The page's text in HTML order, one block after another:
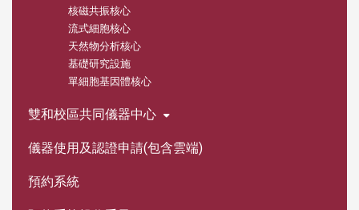
核磁共振核心
流式細胞核心
天然物分析核心
基礎研究設施
單細胞基因體核心
雙和校區共同儀器中心
儀器使用及認證申請(包含雲端)
預約系統